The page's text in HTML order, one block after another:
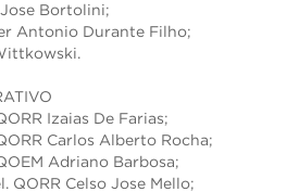
Jose Bortolini;
Antonio Durante Filho;
Izaias De Farias;
Carlos Alberto Rocha;
Adriano Barbosa;
QORR Celso Jose Mello;